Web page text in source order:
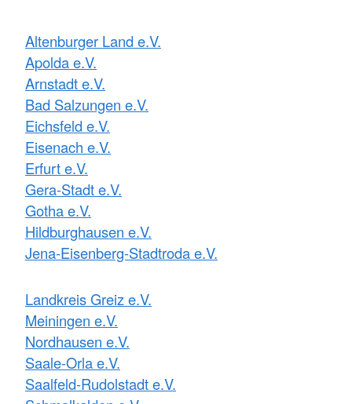
Altenburger Land e.V.
Apolda e.V.
Arnstadt e.V.
Bad Salzungen e.V.
Eichsfeld e.V.
Eisenach e.V.
Erfurt e.V.
Gera-Stadt e.V.
Gotha e.V.
Hildburghausen e.V.
Jena-Eisenberg-Stadtroda e.V.
Landkreis Greiz e.V.
Meiningen e.V.
Nordhausen e.V.
Saale-Orla e.V.
Saalfeld-Rudolstadt e.V.